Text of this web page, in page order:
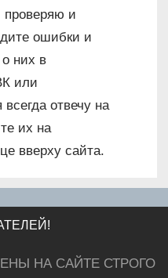
проверяю и
ошибки и
них в
или
отвечу на
их на
вверху сайта.
НА САЙТЕ СТРОГО